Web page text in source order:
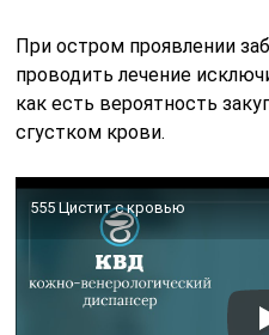
При остром проявлении
проводить лечение
как есть вероятность
сгустком крови.
555 Цистит с кровью